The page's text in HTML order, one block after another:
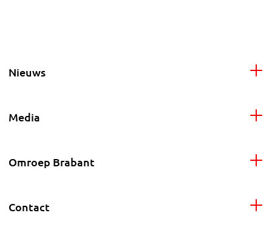
Nieuws
Media
Omroep Brabant
Contact